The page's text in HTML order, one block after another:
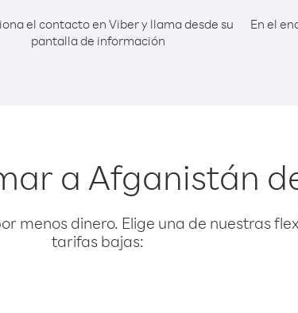
el contacto en Viber y llama desde su
pantalla de información
En el
a Afganistán
menos dinero. Elige una de nuestras
tarifas bajas: